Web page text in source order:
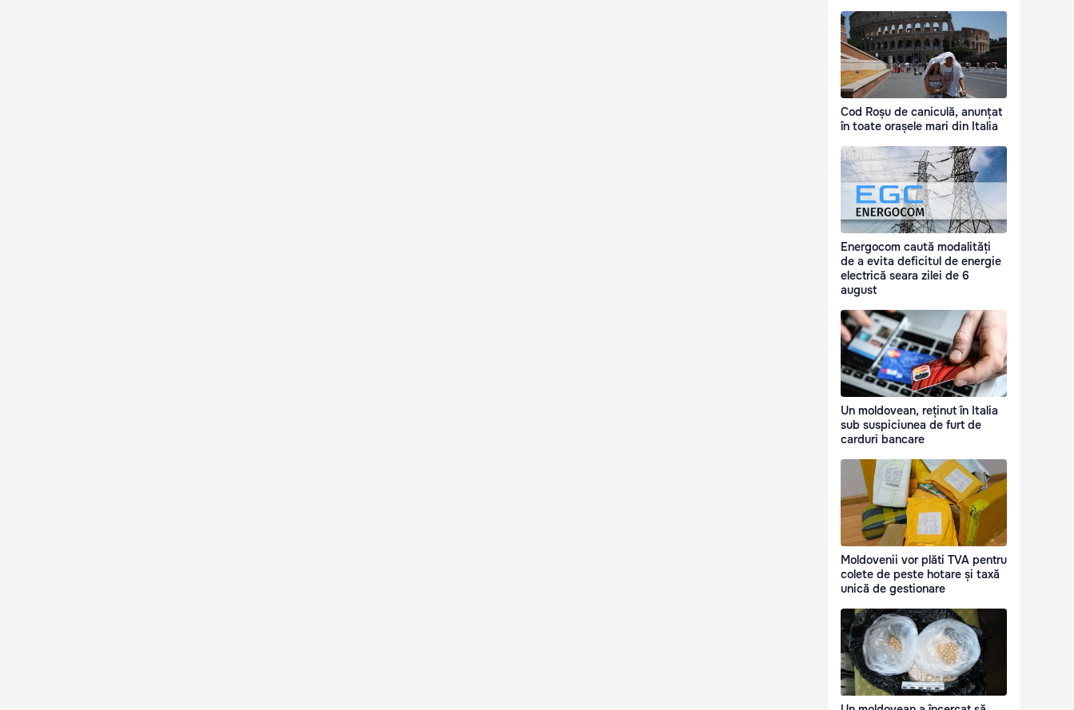
Cod Roșu de caniculă, anunțat
în toate orașele mari din Italia
Energocom caută modalități
de a evita deficitul de energie
electrică seara zilei de 6
august
Un moldovean, reținut în Italia
sub suspiciunea de furt de
carduri bancare
Moldovenii vor plăti TVA pentru
colete de peste hotare și taxă
unică de gestionare